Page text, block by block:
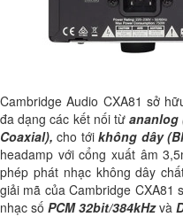
Cambridge Audio CXA81 sở
đa dạng các kết nối từananlog
Coaxial),cho tớikhông dây
headamp với cổng xuất âm
phép phát nhạc không dây
giải mã của Cambridge CXA81
nhạc số PCM 32bit/384kHzvà